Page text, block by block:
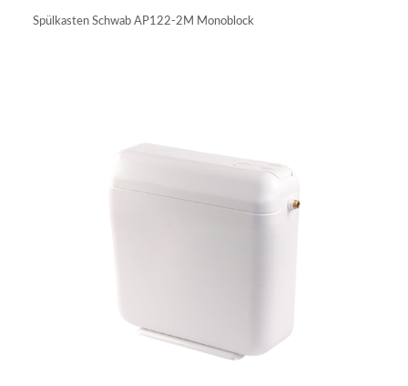
Spülkasten Schwab AP122-2M Monoblock